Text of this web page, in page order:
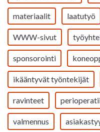
materiaalit laatutyö
WWW-sivut
sponsorointi
ikääntyvät työntekijät
ravinteet
valmennus